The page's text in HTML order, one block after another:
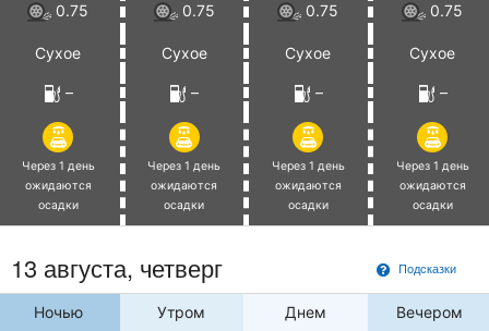
0.75 0.75 0.75 0.75
Сухое Сухое Сухое Сухое
– – – –
Через 1 день
ожидаются
осадки
Через 1 день
ожидаются
осадки
Через 1 день
ожидаются
осадки
Через 1 день
ожидаются
осадки
Подсказки
13 августа, четверг
Ночью Утром Днем Вечером